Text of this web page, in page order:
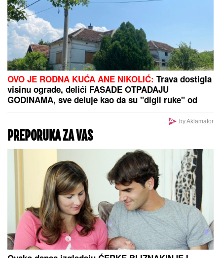
Olena i Volodimir Zelenski ćerki i sinu dali PRELEPA
PRAVOSLAVNA IMENA, u braku su 23 godine,
pohađali istu srednju školu, a da se nisu ni
poznavali, a onda je ovaj susret bio presudan